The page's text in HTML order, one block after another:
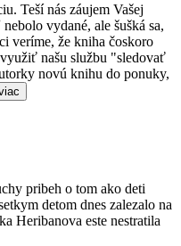
Teší nás záujem Vašej
vydané, ale šušká sa,
veríme, že kniha čoskoro
našu službu "sledovať
novú knihu do ponuky,
pribeh o tom ako deti
detom dnes zalezalo na
Heribanova este nestratila